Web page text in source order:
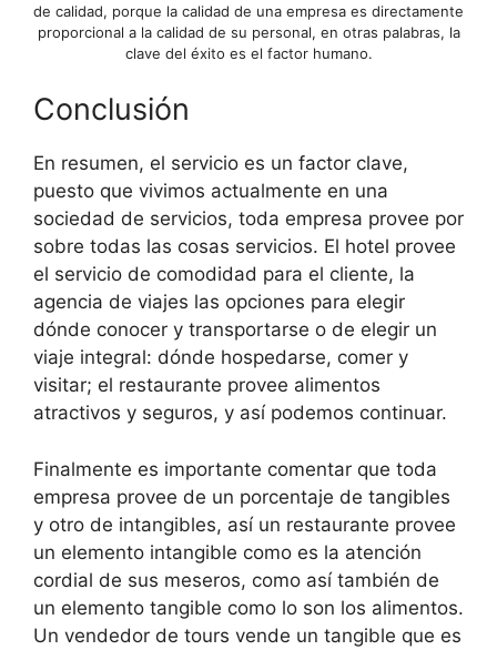
de calidad, porque la calidad de una empresa es directamente
proporcional a la calidad de su personal, en otras palabras, la
clave del éxito es el factor humano.
Conclusión
En resumen, el servicio es un factor clave,
puesto que vivimos actualmente en una
sociedad de servicios, toda empresa provee por
sobre todas las cosas servicios. El hotel provee
el servicio de comodidad para el cliente, la
agencia de viajes las opciones para elegir
dónde conocer y transportarse o de elegir un
viaje integral: dónde hospedarse, comer y
visitar; el restaurante provee alimentos
atractivos y seguros, y así podemos continuar.
Finalmente es importante comentar que toda
empresa provee de un porcentaje de tangibles
y otro de intangibles, así un restaurante provee
un elemento intangible como es la atención
cordial de sus meseros, como así también de
un elemento tangible como lo son los alimentos.
Un vendedor de tours vende un tangible que es